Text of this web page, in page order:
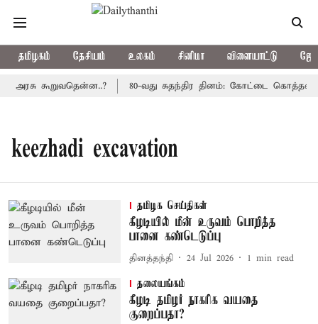
தமிழகம் தேசியம் உலகம் சினிமா விளையாட்டு
அரசு கூறுவதென்ன..? 80-வது சுதந்திர தினம்: கோட்டை
keezhadi excavation
தமிழக செய்திகள்
கீழடியில் மீன் உருவம் பொறித்த
பானை கண்டெடுப்பு
தினத்தந்தி 24 Jul 2026 1 min read
தலையங்கம்
கீழடி தமிழர் நாகரிக வயதை
குறைப்பதா?